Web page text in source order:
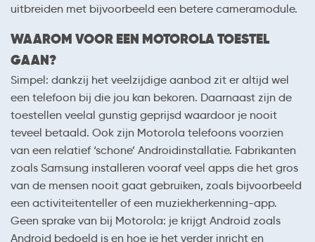
uitbreiden met bijvoorbeeld een betere cameramodule.
WAAROM VOOR EEN MOTOROLA TOESTEL
GAAN?
Simpel: dankzij het veelzijdige aanbod zit er altijd wel
een telefoon bij die jou kan bekoren. Daarnaast zijn de
toestellen veelal gunstig geprijsd waardoor je nooit
teveel betaald. Ook zijn Motorola telefoons voorzien
van een relatief ‘schone’ Androidinstallatie. Fabrikanten
zoals Samsung installeren vooraf veel apps die het gros
van de mensen nooit gaat gebruiken, zoals bijvoorbeeld
een activiteitenteller of een muziekherkenning-app.
Geen sprake van bij Motorola: je krijgt Android zoals
Android bedoeld is en hoe je het verder inricht en